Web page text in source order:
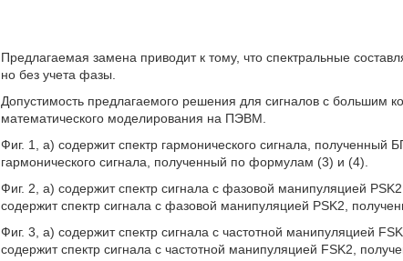
Предлагаемая замена приводит к тому, что спектральные
но без учета фазы.
Допустимость предлагаемого решения для сигналов с большим
математического моделирования на ПЭВМ.
Фиг. 1, а) содержит спектр гармонического сигнала,
гармонического сигнала, полученный по формулам (3) и (4).
Фиг. 2, а) содержит спектр сигнала с фазовой манипуляцией
содержит спектр сигнала с фазовой манипуляцией PSK2,
Фиг. 3, а) содержит спектр сигнала с частотной манипуляцией
содержит спектр сигнала с частотной манипуляцией FSK2,